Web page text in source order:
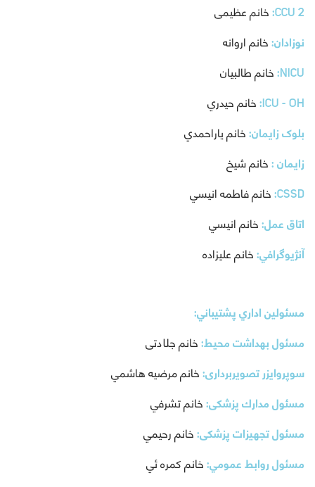
CCU 2: خانم عظیمی
نوزادان:خانم اروانه
NICU: خانم طالبيان
ICU - OH: خانم حيدري
بلوک زایمان:خانم ياراحمدي
زایمان :خانم شیخ
CSSD: خانم فاطمه انيسي
اتاق عمل:خانم انيسي
آنژيوگرافي:خانم عليزاده
مسئولين اداري پشتيباني:
مسئول بهداشت محیط:خانم جلادتی
سوپروايزر تصویربرداری:خانم مرضيه هاشمي
مسئول مدارك پزشکی:خانم تشرفي
مسئول تجهیزات پزشکی:خانم رحيمي
مسئول روابط عمومي:خانم كمره ئي